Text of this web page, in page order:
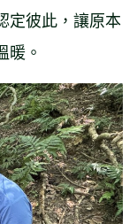
定彼此，讓原本
暖。